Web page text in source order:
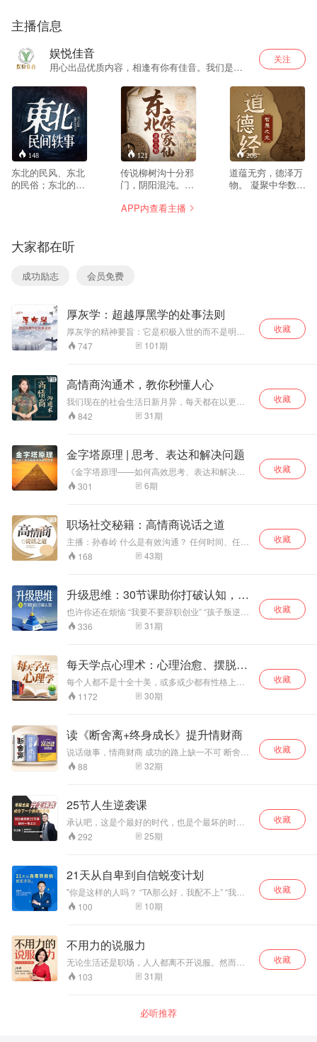
主播信息
娱悦佳音
用心出品优质内容，相逢有你有佳音。我们是立
关注
148
东北的民风、东北
的民俗；东北的乡
农村为时代背景。
根据我国东北广为
流传着的一些民间
的精彩传说，精心
主要描述了男主人
公金明的坎坷人生
之路。从少年到中
年的传奇成长经
历。以淳朴逼真的
将人世间的善、
恶、美、丑依一展
现。 届时，五位一
直被民间热传的五
大圣身，将汇聚本
东北。 本书立志于
教育人、感化人，
崇尚正义、反对邪
恶。以寓教于乐于
讲述。 那么金明又
和五家身圣有何渊
源呢？欲知后事如
何，听我慢慢道来
121
传说柳树沟十分邪
门，阴阳混沌。我
进柳树沟，从此历
两条通往外界的道
路，一条在村北，
树林地，弯弯曲曲
的通往县城。另外
一条，在村西南，
途径两座山连接处
长满了大大小小、
老老少少的柳树，
所以叫“柳树沟”。
相传柳树沟是个乱
葬岗，经常发生一
的事，所以很少有
人从这里走，除了
一些年纪大的人以
外，几乎没人知道
人家，分为上下两
个生产队，西边
的，是下生产队，
我们通常叫“下
包的最多，是大
户。而我们家住在
东边的“上队”，大
多都姓刘，也基本
206
道蕴无穷，德泽万
物。 凝聚中华数千
篇，涵盖宇宙、人
生、道德、政治等
诸多方面。本专辑
师，以其深厚的学
识与丰富的人生感
悟及处世哲学，带
从老子的传奇人生
出发，探讨为何要
学习《道德经》。
志” 的境界，感受
“得道者无烦恼” 的
味 “上善若水” 的魅
力。
APP内查看主播
大家都在听
成功励志 会员免费
厚灰学：超越厚黑学的处事法则
厚灰学的精神要旨：它是积极入世的而不是明哲
保身的。它是具有理性与人性色彩的而不是阴暗
的险恶的；它是长期有效的而不是暂时功利的；
多事例证实可行的而不是随便忽悠人的。具有大
胆而不蛮干的“厚”之精神，再把“灰度”掌握好了，
利用一些为人处世的技巧，那么，你一定可以左
右逢源。
747 101期
收藏
高情商沟通术，教你秒懂人心
我们现在的社会生活日新月异，每天都在以更快
的速度前进，但是与之同步发展的心理建设却面
临“被停工”的命运，必须不断正视自己的内心，生
实现人生逆袭。迷茫、不知、无措、痛苦……各
种情绪翻涌而来，不断压迫我们的生活，腐蚀我
们的心灵。生活低迷、工作怠慢、感情不顺……
各种各样的心理问题也随之而来。 不要着急，心
理导师分享几个个妙招立马摆脱负面情绪。当然
中，汇总了现下人们的各种心理焦虑，还原生活
场景，尽最大可能帮你解决心理问题。
842 31期
收藏
金字塔原理 | 思考、表达和解决问题
《金字塔原理——如何高效思考、表达和解决问
题》共6集，是由壹创新商学创始人王晓芳发起的
个人成长书课，让你在10秒内吊住别人的胃口，
不遗漏，帮你避免无效沟通。这是一套高效思
考、清晰表达、解决问题的系统方法。
301 6期
收藏
职场社交秘籍：高情商说话之道
主播：孙春岭 什么是有效沟通？ 任何时间、任何
地点、面对任何人， 都能掌控沟通的主导权，实
现你的目的 八大高情商沟通套路帮助你实现你的
听方法 使人舒服的9大说话之道， 讲好一句话就
有大不同， 用语言改变你的人际关系 用情商让你
实现人脉
168 43期
收藏
升级思维：30节课助你打破认知，实
现超车
也许你还在烦恼 “我要不要辞职创业” “孩子叛逆应
该怎么沟通？” “想要生活中做出改变不知道如何
踏出第一步” 繁琐的选择，总是让你困惑，到底应
认知，提升认知能力，这些问题将不复存在。
三十节课助你打破认知，升级思维，实现弯道超
车。透过事物本质，抓住底层逻辑，快速解决根
本问题。 梁辰老师精心打磨三十集精选课程，教
会你换一种角度看待问题，跳出原有的「思维惯
下如何思考问题，看清问题，轻松解决生活中的
苦恼。
336 31期
收藏
每天学点心理术：心理治愈、摆脱敏
感
每个人都不是十全十美，或多或少都有性格上的
残缺，你可能会因为自己的“残缺”厌恶自己、打击
自己、封闭自己。而心理学会告诉你：残缺是光
的，那个是错的，它只会引导你去了解你自己，
接受你自己，以及告诉你应该怎样发展自己的潜
能和特质，正确地认识自己、进行决策,避免谣言
干扰我们的大脑。 了解自己，你就能更容易体谅
别人，和别人共情，知道他们想要的是什么，从
是在了解人与人之间的关系，与人相处时知道为
人处世之道。 生活中无时无刻不在显现着心理学
的身影，你懂了，生活就顺了。在人人都需要懂
点心理术的现代社会，知道些心理学知识，生活
和自我完善的救赎心理学。
1172 30期
收藏
读《断舍离+终身成长》提升情财商
说话做事，情商财商 成功的路上缺一不可 断舍
离，掌握全新人生 影响400万读者的生活哲学 断
=断绝不需要的东西 舍=舍弃多余的废物 离=脱离
要的东西。立足当下自我，践行新陈代谢式美学
思维。脱离心中执念，人生才能轻盈前行！ 终身
成长，颠覆认知思维 获取好的思维模式 比听一万
个大道理重要 成功不在先天，不靠外在，关键在
于思维模式：是满足于现有成果、避免失败可能
应该保持终身成长的学习习惯，不管是生活还在
职场，拥有良好额交集能力。 我们需要不断的学
习，说话之道，处事之道。 学会使用“非暴力沟
通” 避免言语上的指责、嘲讽、否定、说教 突破
懂了为人处世 情商+智商+财商 掌握不落窠臼的思
门爆款书籍，配合五大版块，三大概念，让你学
会抓住重点，学会沟通之术，同时帮助你平衡职
情商处理人际关系，培养逆商突破格局
88 32期
收藏
25节人生逆袭课
承认吧，这是个最好的时代，也是个最坏的时
代。 21世纪，新出了个名词叫“拼爹”，意指社会
竞争比的不再是能力高低，而是谁的父母更有权
其实不然。 糖豆学院刘主编带来“人生逆袭”系列
课，基于自己的亲身经历，浓缩成24节课堂内
容，教你学会取舍、塑造能力、内外兼修，走向
人生逆袭的第一步。
292 25期
收藏
21天从自卑到自信蜕变计划
"你是这样的人吗？ “TA那么好，我配不上” “我不
行，我会把事情搞砸的” “TA是不是不喜欢我” 领导
面前没法儿自信汇报成绩，别人在台前风光，你
体活动更是能躲就躲，与同事关系一般 有好感的
异性不敢主动接近，错过本该美好的感情，留下
很多遗憾 人群中没有存在感，很难融入一个圈
子，措施获得优质人脉的机会 客户面前局促不
安，不知道该聊些什么，别人发展越来越好，你
100 10期
收藏
不用力的说服力
无论生活还是职场，人人都离不开说服。然而很
多人想拥有说服力，却搞错了说服的本质。说服
不是改变和控制，而是对方自己的选择，有效说
课程给大家的，不是搞定外在的口才技法，而是
从自身开始的认知心法，不是教你通过说服改变
103 31期
收藏
必听推荐